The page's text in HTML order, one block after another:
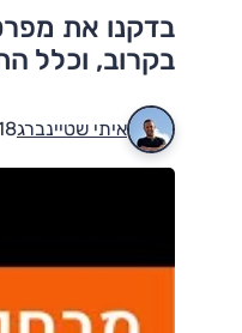
בדקנו את
בקרוב, וכלל
איתי שטיינברג